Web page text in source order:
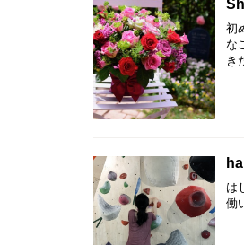
初
な
き
は
働